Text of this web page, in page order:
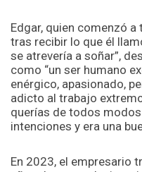
Edgar, quien comenzó
tras recibir lo que él
se atrevería a soñar”,
como “un ser humano
enérgico, apasionado,
adicto al trabajo
querías de todos
intenciones y era una
En 2023, el empresario